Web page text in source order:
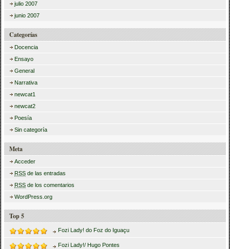
julio 2007
junio 2007
Categorías
Docencia
Ensayo
General
Narrativa
newcat1
newcat2
Poesía
Sin categoría
Meta
Acceder
RSS de las entradas
RSS de los comentarios
WordPress.org
Top 5
Fozi Lady! do Foz do Iguaçu
Fozi Lady!/ Hugo Pontes